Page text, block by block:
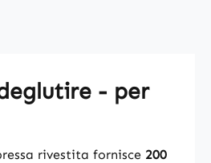
- per
rivestita fornisce 200